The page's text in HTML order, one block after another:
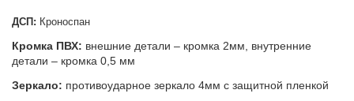
ДСП: Кроноспан
Кромка ПВХ: внешние детали – кромка 2мм, внутренние
детали – кромка 0,5 мм
Зеркало: противоударное зеркало 4мм с защитной пленкой